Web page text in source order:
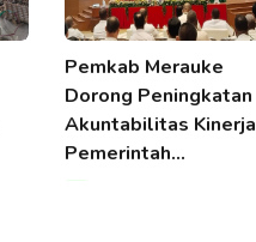
Pemkab Merauke
Dorong Peningkatan
Akuntabilitas Kinerja
Pemerintah…